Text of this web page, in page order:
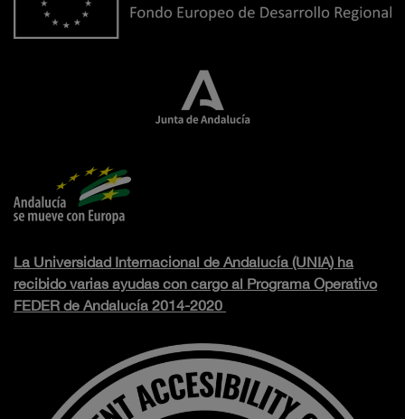
La Universidad Internacional de Andalucía (UNIA) ha
recibido varias ayudas con cargo al Programa Operativo
FEDER de Andalucía 2014-2020